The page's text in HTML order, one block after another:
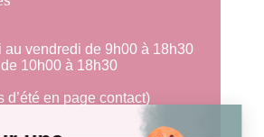
au vendredi de 9h00 à 18h30
10h00 à 18h30
d’été en page contact)